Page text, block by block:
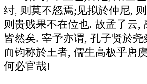
纣, 则莫不怒焉;见拟於仲尼,
则贵贱果不在位也. 故孟子云,
皆然矣. 宰予亦谓, 孔子贤於
而钧称於王者, 儒生高极乎唐
何必官哉!